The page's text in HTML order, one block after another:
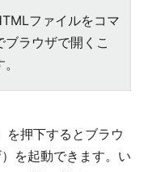
ファイルをコマ
ブラウザで開くこ
押下するとブラウ
を起動できます。い